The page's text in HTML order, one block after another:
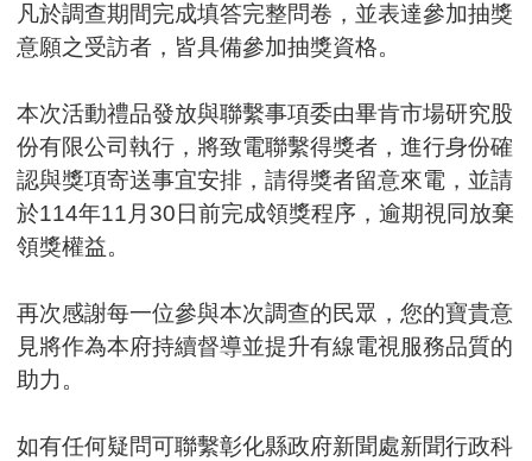
凡於調查期間完成填答完整問卷，並表達參加抽獎
意願之受訪者，皆具備參加抽獎資格。
本次活動禮品發放與聯繫事項委由畢肯市場研究股
份有限公司執行，將致電聯繫得獎者，進行身份確
認與獎項寄送事宜安排，請得獎者留意來電，並請
於114年11月30日前完成領獎程序，逾期視同放棄
領獎權益。
再次感謝每一位參與本次調查的民眾，您的寶貴意
見將作為本府持續督導並提升有線電視服務品質的
助力。
如有任何疑問可聯繫彰化縣政府新聞處新聞行政科